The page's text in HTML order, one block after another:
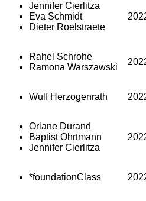
Jennifer Cierlitza
Eva Schmidt
Dieter Roelstraete
Rahel Schrohe
Ramona Warszawski
Wulf Herzogenrath
Oriane Durand
Baptist Ohrtmann
Jennifer Cierlitza
*foundationClass